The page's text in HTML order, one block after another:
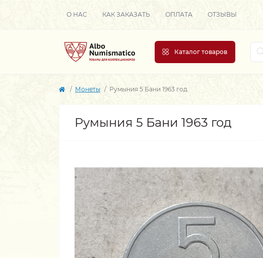
О НАС КАК ЗАКАЗАТЬ ОПЛАТА ОТЗЫВЫ
Каталог товаров
Монеты Румыния 5 Бани 1963 год
Румыния 5 Бани 1963 год